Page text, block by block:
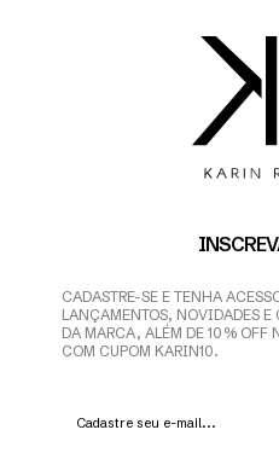
CADASTRE-SE E TENHA
LANÇAMENTOS, NOVIDADES E
DA MARCA, ALÉM DE 10% OFF
COM CUPOM KARIN10.